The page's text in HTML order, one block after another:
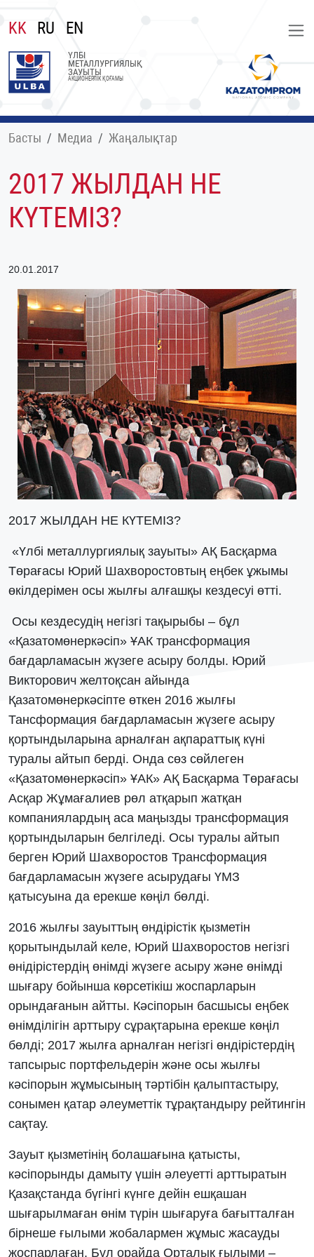
KK RU EN
ҮЛБІ
МЕТАЛЛУРГИЯЛЫҚ
ЗАУЫТЫ
АКЦИОНЕРЛІК ҚОҒАМЫ
Басты Медиа Жаңалықтар
2017 ЖЫЛДАН НЕ
КҮТЕМІЗ?
20.01.2017
2017 ЖЫЛДАН НЕ КҮТЕМІЗ?
«Үлбі металлургиялық зауыты» АҚ Басқарма
Төрағасы Юрий Шахворостовтың еңбек ұжымы
өкілдерімен осы жылғы алғашқы кездесуі өтті.
Осы кездесудің негізгі тақырыбы – бұл
«Қазатомөнеркәсіп» ҰАК трансформация
бағдарламасын жүзеге асыру болды. Юрий
Викторович желтоқсан айында
Қазатомөнеркәсіпте өткен 2016 жылғы
Тансформация бағдарламасын жүзеге асыру
қортындыларына арналған ақпараттық күні
туралы айтып берді. Онда сөз сөйлеген
«Қазатомөнеркәсіп» ҰАК» АҚ Басқарма Төрағасы
Асқар Жұмағалиев рөл атқарып жатқан
компаниялардың аса маңызды трансформация
қортындыларын белгіледі. Осы туралы айтып
берген Юрий Шахворостов Трансформация
бағдарламасын жүзеге асырудағы ҮМЗ
қатысуына да ерекше көңіл бөлді.
2016 жылғы зауыттың өндірістік қызметін
қорытындылай келе, Юрий Шахворостов негізгі
өнідірістердің өнімді жүзеге асыру және өнімді
шығару бойынша көрсетікіш жоспарларын
орындағанын айтты. Кәсіпорын басшысы еңбек
өнімділігін арттыру сұрақтарына ерекше көңіл
бөлді; 2017 жылға арналған негізгі өндірістердің
тапсырыс портфельдерін және осы жылғы
кәсіпорын жұмысының тәртібін қалыптастыру,
сонымен қатар әлеуметтік тұрақтандыру рейтингін
сақтау.
Зауыт қызметінің болашағына қатысты,
кәсіпорынды дамыту үшін әлеуетті арттыратын
Қазақстанда бүгінгі күнге дейін ешқашан
шығарылмаған өнім түрін шығаруға бағытталған
бірнеше ғылыми жобалармен жұмыс жасауды
жоспарлаған. Бұл орайда Орталық ғылыми –